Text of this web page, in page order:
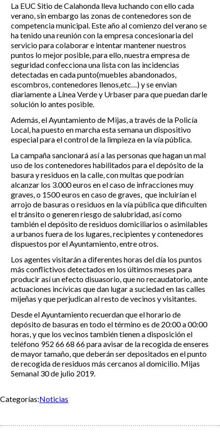
Incidencias
Incidencias
App Gecor
Contactar
OCIO Y CURIOSIDADES DE SITIO DE CALAHONDA
Historia de Sitio de Calahonda
Instalaciones y ocio
Club de Golf La Siesta
Centros Comerciales
La Iglesia de San Miguel
La Ermita de Calahonda
Parque España
Parque Europa
Parque Calahonda
Senda litoral Mijas
Ruta a pie
Ruta de árboles singulares
Parque Canino
Galería Fotográfica
Calahonda de noche
Centros comerciales
Iglesia de San Miguel
La Ermita de Calahonda
Parques de Sitio de Calahonda
Vivero de Calahonda
Revistas
Buscar:
La EUC Sitio de Calahonda lleva luchando con ello cada
verano, sin embargo las zonas de contenedores son de
competencia municipal. Este año al comienzo del verano se
ha tenido una reunión con la empresa concesionaria del
servicio para colaborar e intentar mantener nuestros
puntos lo mejor posible, para ello, nuestra empresa de
seguridad confecciona una lista con las incidencias
detectadas en cada punto(muebles abandonados,
escombros, contenedores llenos,etc…) y se envian
diariamente a Línea Verde y Urbaser para que puedan darle
solución lo antes posible.
Además, el Ayuntamiento de Mijas, a través de la Policía
Local, ha puesto en marcha esta semana un dispositivo
especial para el control de la limpieza en la vía pública.
La campaña sancionará así a las personas que hagan un mal
uso de los contenedores habilitados para el depósito de la
basura y residuos en la calle, con multas que podrían
alcanzar los 3.000 euros en el caso de infracciones muy
graves, o 1500 euros en caso de graves, que incluirían el
arrojo de basuras o residuos en la vía pública que dificulten
el tránsito o generen riesgo de salubridad, así como
también el depósito de residuos domiciliarios o asimilables
a urbanos fuera de los lugares, recipientes y contenedores
dispuestos por el Ayuntamiento, entre otros.
Los agentes visitarán a diferentes horas del día los puntos
más conflictivos detectados en los últimos meses para
producir así un efecto disuasorio, que no recaudatorio, ante
actuaciones incívicas que dan lugar a suciedad en las calles
mijeñas y que perjudican al resto de vecinos y visitantes.
Desde el Ayuntamiento recuerdan que el horario de
depósito de basuras en todo el término es de 20:00 a 00:00
horas, y que los vecinos también tienen a disposición el
teléfono 952 66 68 66 para avisar de la recogida de enseres
de mayor tamaño, que deberán ser depositados en el punto
de recogida de residuos más cercanos al domicilio. Mijas
Semanal 30 de julio 2019.
Categorías:Noticias